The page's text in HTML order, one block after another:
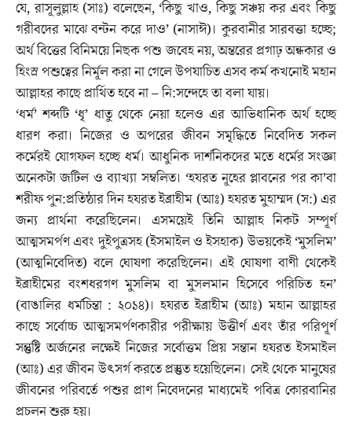
যে, রাসূলুল্লাহ (সাঃ) বলেছেন, ‘কিছু খাও, কিছু সঞ্চয় কর এবং কিছু
গরীবদের মাঝে বন্টন করে দাও’ (নাসাঈ)। কুরবানীর সারবত্তা হচ্ছে;
অর্থ বিত্তের বিনিময়ে নিছক পশু জবেহ নয়, অন্তরের প্রগাঢ় অন্ধকার ও
হিংস্র পশুত্বের নির্মূল করা না গেলে উপযাচিত এসব কর্ম কখনোই মহান
আল্লাহর কাছে প্রার্থিত হবে না – নি:সন্দেহে তা বলা যায়।
‘ধর্ম’ শব্দটি ‘ধৃ’ ধাতু থেকে নেয়া হলেও এর আভিধানিক অর্থ হচ্ছে
ধারণ করা। নিজের ও অপরের জীবন সমৃদ্ধিতে নিবেদিত সকল
কর্মেরই যোগফল হচ্ছে ধর্ম। আধুনিক দার্শনিকদের মতে ধর্মের সংজ্ঞা
অনেকটা জটিল ও ব্যাখ্যা সম্বলিত। ‘হযরত নূহের প্লাবনের পর কা’বা
শরীফ পুন:প্রতিষ্ঠার দিন হযরত ইব্রাহীম (আঃ) হযরত মুহাম্মদ (স:) এর
জন্য প্রার্থনা করেছিলেন। এসময়েই তিনি আল্লাহ নিকট সম্পূর্ণ
আত্মসমর্পণ এবং দুইপুত্রসহ (ইসমাইল ও ইসহাক) উভয়কেই ‘মুসলিম’
(আত্মনিবেদিত) বলে ঘোষণা করেছিলেন। এই ঘোষণা বাণী থেকেই
ইব্রাহীমের বংশধরগণ মুসলিম বা মুসলমান হিসেবে পরিচিত হন’
(বাঙালির ধর্মচিন্তা : ২০১৪)। হযরত ইব্রাহীম (আঃ) মহান আল্লাহর
কাছে সর্বোচ্চ আত্মসমর্পণকারীর পরীক্ষায় উত্তীর্ণ এবং তাঁর পরিপূর্ণ
সন্তুষ্টি অর্জনের লক্ষেই নিজের সর্বোত্তম প্রিয় সন্তান হযরত ইসমাইল
(আঃ) এর জীবন উৎসর্গ করতে প্রস্তুত হয়েছিলেন। সেই থেকে মানুষের
জীবনের পরিবর্তে পশুর প্রাণ নিবেদনের মাধ্যমেই পবিত্র কোরবানির
প্রচলন শুরু হয়।